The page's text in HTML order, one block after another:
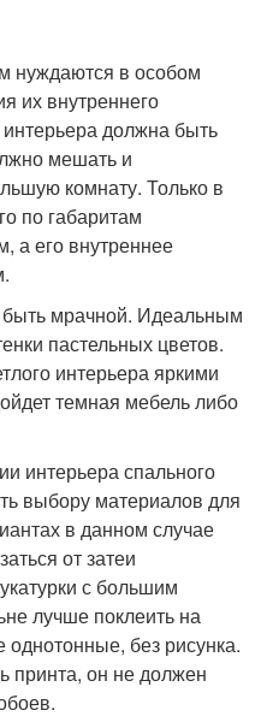
нуждаются в особом
их внутреннего
должна быть
мешать и
комнату. Только в
по габаритам
а его внутреннее
мрачной. Идеальным
пастельных цветов.
интерьера яркими
темная мебель либо
интерьера спального
выбору материалов для
в данном случае
от затеи
с большим
лучше поклеить на
без рисунка.
принта, он не должен